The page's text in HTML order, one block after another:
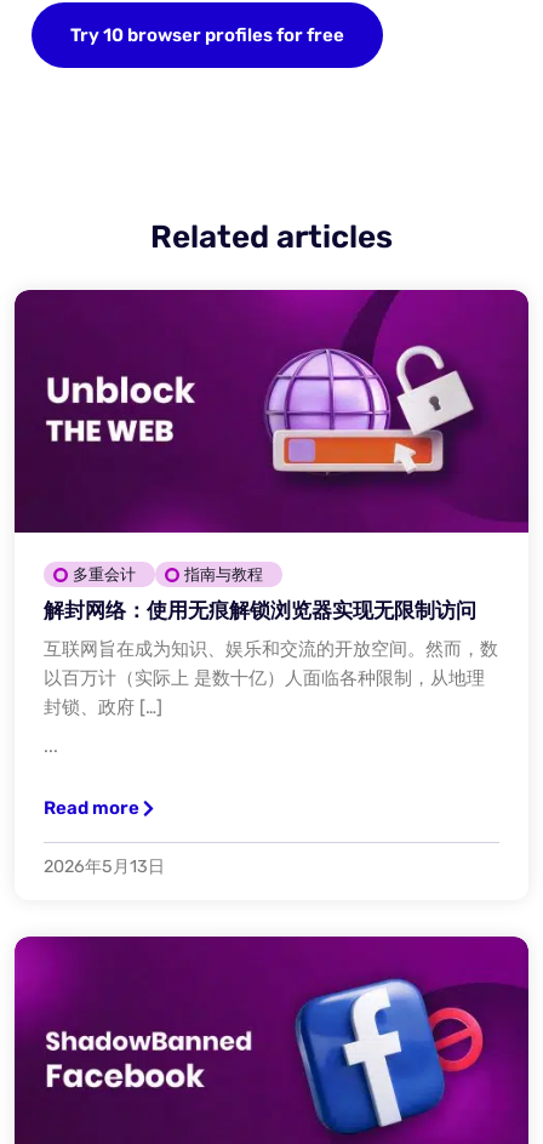
Try 10 browser profiles for free
Related articles
多重会计 指南与教程
解封网络：使用无痕解锁浏览器实现无限制访问
互联网旨在成为知识、娱乐和交流的开放空间。然而，数
以百万计（实际上 是数十亿）人面临各种限制，从地理
封锁、政府 […]
...
Read more
2026年5月13日